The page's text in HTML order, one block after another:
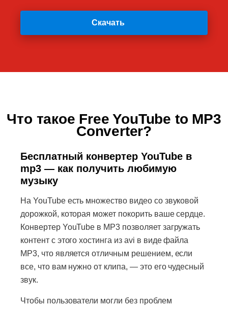
Скачать
Что такое Free YouTube to MP3
Converter?
Бесплатный конвертер YouTube в
mp3 — как получить любимую
музыку
На YouTube есть множество видео со звуковой
дорожкой, которая может покорить ваше сердце.
Конвертер YouTube в MP3 позволяет загружать
контент с этого хостинга из avi в виде файла
MP3, что является отличным решением, если
все, что вам нужно от клипа, — это его чудесный
звук.
Чтобы пользователи могли без проблем